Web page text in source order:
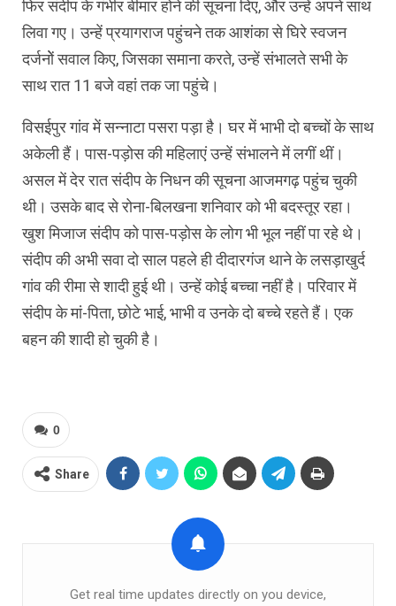
फिर संदीप के गंभीर बीमार होने की सूचना दिए, और उन्हें अपने साथ
लिवा गए। उन्हें प्रयागराज पहुंचने तक आशंका से घिरे स्वजन
दर्जनोें सवाल किए, जिसका समाना करते, उन्हें संभालते सभी के
साथ रात 11 बजे वहां तक जा पहुंचे।
विसईपुर गांव में सन्नाटा पसरा पड़ा है। घर में भाभी दो बच्चों के साथ
अकेली हैं। पास-पड़ोस की महिलाएं उन्हें संभालने में लगीं थीं।
असल में देर रात संदीप के निधन की सूचना आजमगढ़ पहुंच चुकी
थी। उसके बाद से रोना-बिलखना शनिवार को भी बदस्तूर रहा।
खुश मिजाज संदीप को पास-पड़ोस के लोग भी भूल नहीं पा रहे थे।
संदीप की अभी सवा दो साल पहले ही दीदारगंज थाने के लसड़ाखुर्द
गांव की रीमा से शादी हुई थी। उन्हें कोई बच्चा नहीं है। परिवार में
संदीप के मां-पिता, छोटे भाई, भाभी व उनके दो बच्चे रहते हैं। एक
बहन की शादी हो चुकी है।
0
Share
Get real time updates directly on you device,